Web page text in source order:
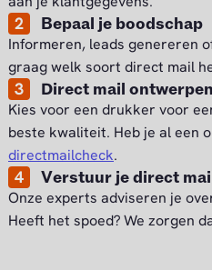
2 Bepaal je boodschap
Informeren, leads genereren
graag welk soort direct mail
3 Direct mail
Kies voor een drukker voor
beste kwaliteit. Heb je al een
directmailcheck.
4 Verstuur je direct
Onze experts adviseren je
Heeft het spoed? We zorgen